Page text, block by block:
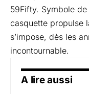
59Fifty. Symbole
casquette propulse
s’impose, dès les
incontournable.
A lire aussi